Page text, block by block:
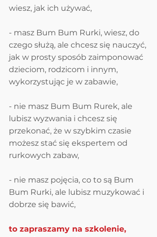
wiesz, jak ich używać,
- masz Bum Bum Rurki, wiesz, do
czego służą, ale chcesz się nauczyć,
jak w prosty sposób zaimponować
dzieciom, rodzicom i innym,
wykorzystując je w zabawie,
- nie masz Bum Bum Rurek, ale
lubisz wyzwania i chcesz się
przekonać, że w szybkim czasie
możesz stać się ekspertem od
rurkowych zabaw,
- nie masz pojęcia, co to są Bum
Bum Rurki, ale lubisz muzykować i
dobrze się bawić,
to zapraszamy na szkolenie,